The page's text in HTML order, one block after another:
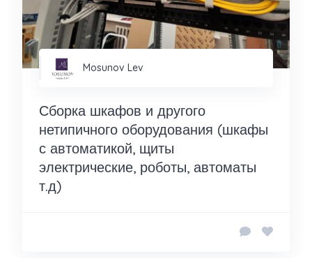
Mosunov Lev
Сборка шкафов и другого
нетипичного оборудования (шкафы
с автоматикой, щиты
электрические, роботы, автоматы
т.д)